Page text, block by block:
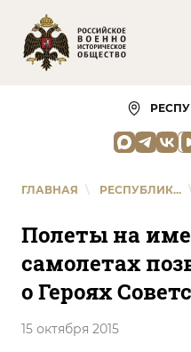
ГЛАВНАЯ \ РЕСПУБЛИК...
Полеты на
самолетах
о Героях
15 октября 2015